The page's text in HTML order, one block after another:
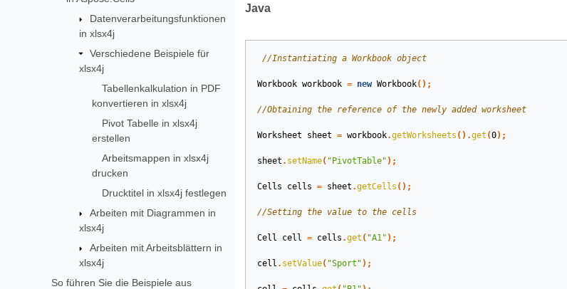
Datenverarbeitungsfunktionen
in xlsx4j
Verschiedene Beispiele für
xlsx4j
Tabellenkalkulation in PDF
konvertieren in xlsx4j
Pivot Tabelle in xlsx4j
erstellen
Arbeitsmappen in xlsx4j
drucken
Drucktitel in xlsx4j festlegen
Arbeiten mit Diagrammen in
xlsx4j
Arbeiten mit Arbeitsblättern in
xlsx4j
So führen Sie die Beispiele aus
Java
//Instantiating a Workbook object
Workbook workbook = new Workbook();
//Obtaining the reference of the newly added worksheet
Worksheet sheet = workbook.getWorksheets ().get (0);
sheet . setName( "PivotTable" );
Cells cells = sheet .getCells ();
//Setting the value to the cells
Cell cell = cells .get ( "A1" );
cell . setValue( "Sport" );